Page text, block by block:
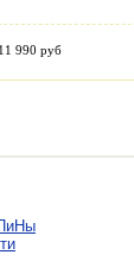
11 990 руб